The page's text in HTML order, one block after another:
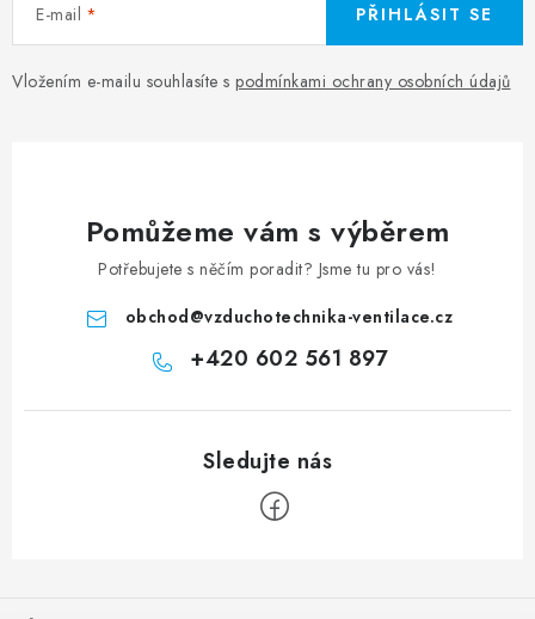
E-mail
Vložením e-mailu souhlasíte s podmínkami ochrany osobních údajů
PŘIHLÁSIT SE
Pomůžeme vám s výběrem
Potřebujete s něčím poradit? Jsme tu pro vás!
obchod@vzduchotechnika-ventilace.cz
+420 602 561 897